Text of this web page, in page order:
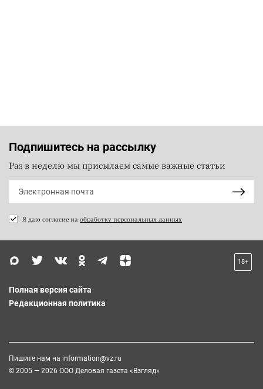
Подпишитесь на рассылку
Раз в неделю мы присылаем самые важные статьи
Я даю согласие на обработку персональных данных
18+
Полная версия сайта
Редакционная политика
Пишите нам на information@vz.ru
© 2005 — 2026 ООО Деловая газета «Взгляд»